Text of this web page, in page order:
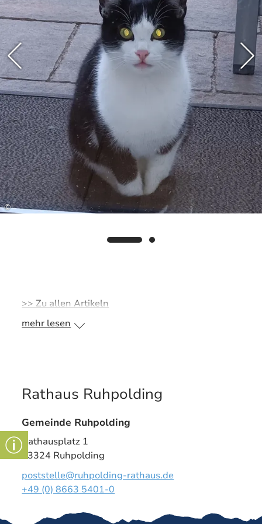
in die Region Thannhausen gekommen ist. Der
Kater wurde aufgenommen und wird gut
versorgt.
Da davon ausgegangen wird, dass er
ursprünglich aus dem Raum Traunstein stammt
und dort vermisst wird, wird der Besitzer
gebeten, sich direkt bei der Person unter 0151
56101569 zu melden.
©
>> Zu allen Artikeln
mehr lesen
Rathaus Ruhpolding
Gemeinde Ruhpolding
Rathausplatz 1
83324 Ruhpolding
poststelle@ruhpolding-rathaus.de
+49 (0) 8663 5401-0